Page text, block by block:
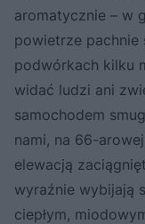
aromatycznie – w
powietrze pachnie
podwórkach kilku
widać ludzi ani
samochodem
nami, na 66-
elewacją
wyraźnie wybijają
ciepłym,